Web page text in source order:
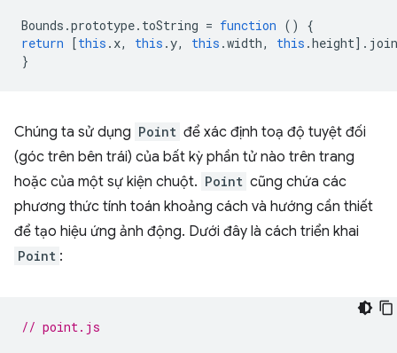
Bounds .prototype. toString = function ()
{
return [this . x, this .y, this .width, this .height]. join
}
Chúng ta sử dụng Point để xác định toạ độ tuyệt đối
(góc trên bên trái) của bất kỳ phần tử nào trên trang
hoặc của một sự kiện chuột. Point cũng chứa các
phương thức tính toán khoảng cách và hướng cần thiết
để tạo hiệu ứng ảnh động. Dưới đây là cách triển khai
Point :
// point.js